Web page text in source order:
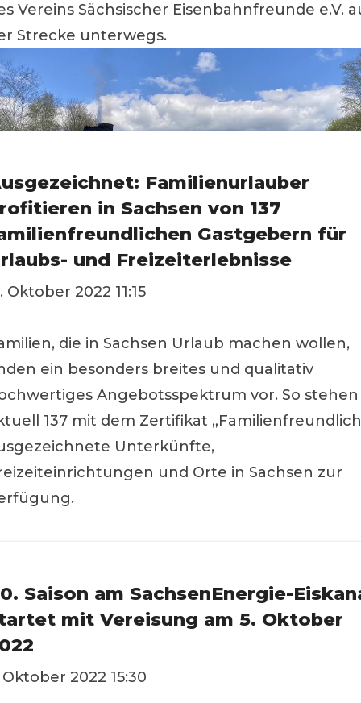
Vereins Sächsischer Eisenbahnfreunde e.V.
Strecke unterwegs.
Familienurlauber
in Sachsen von 137
Gastgebern für
und Freizeiterlebnisse
Oktober 2022 11:15
die in Sachsen Urlaub machen wollen,
ein besonders breites und qualitativ
Angebotsspektrum vor. So stehen
137 mit dem Zertifikat
Unterkünfte,
und Orte in Sachsen zur
Saison am SachsenEnergie-
mit Vereisung am 5. Oktober
Oktober 2022 15:30